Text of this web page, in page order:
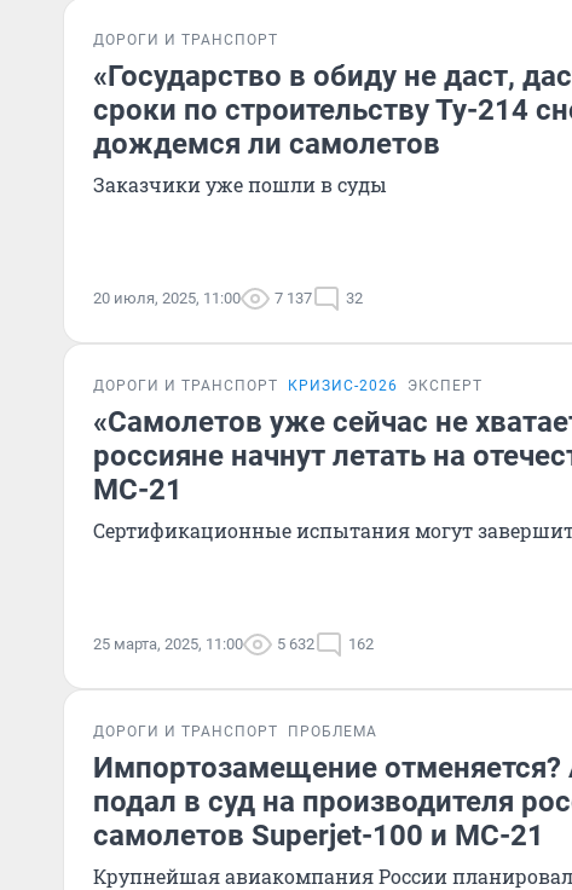
ДОРОГИ И ТРАНСПОРТ
«Государство в обиду не даст,
сроки по строительству Ту-214
дождемся ли самолетов
Заказчики уже пошли в суды
20 июля, 2025, 11:00 7 137 32
ДОРОГИ И ТРАНСПОРТ КРИЗИС-2026 ЭКСПЕРТ
«Самолетов уже сейчас не
россияне начнут летать на
МС-21
Сертификационные испытания могут
25 марта, 2025, 11:00 5 632 162
ДОРОГИ И ТРАНСПОРТ ПРОБЛЕМА
Импортозамещение отменяется?
подал в суд на производителя
самолетов Superjet-100 и МС-21
Крупнейшая авиакомпания России